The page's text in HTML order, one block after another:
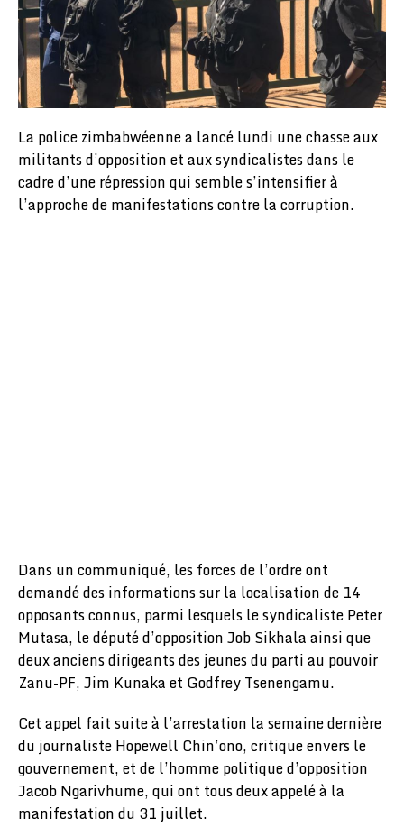
La police zimbabwéenne a lancé lundi une chasse aux
militants d’opposition et aux syndicalistes dans le
cadre d’une répression qui semble s’intensifier à
l’approche de manifestations contre la corruption.
Dans un communiqué, les forces de l’ordre ont
demandé des informations sur la localisation de 14
opposants connus, parmi lesquels le syndicaliste Peter
Mutasa, le député d’opposition Job Sikhala ainsi que
deux anciens dirigeants des jeunes du parti au pouvoir
Zanu-PF, Jim Kunaka et Godfrey Tsenengamu.
Cet appel fait suite à l’arrestation la semaine dernière
du journaliste Hopewell Chin’ono, critique envers le
gouvernement, et de l’homme politique d’opposition
Jacob Ngarivhume, qui ont tous deux appelé à la
manifestation du 31 juillet.